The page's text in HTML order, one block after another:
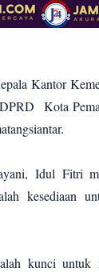
Kantor
Kota
Idul Fitri
kesediaan
kunci